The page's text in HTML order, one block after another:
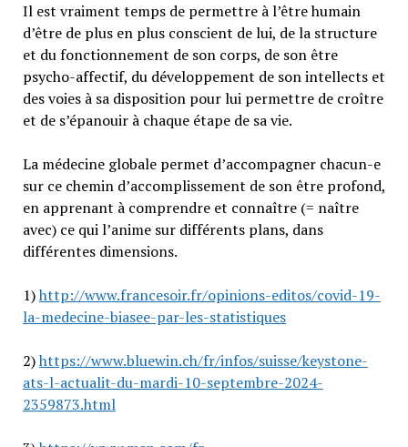
Il est vraiment temps de permettre à l’être humain
d’être de plus en plus conscient de lui, de la structure
et du fonctionnement de son corps, de son être
psycho-affectif, du développement de son intellects et
des voies à sa disposition pour lui permettre de croître
et de s’épanouir à chaque étape de sa vie.
La médecine globale permet d’accompagner chacun-e
sur ce chemin d’accomplissement de son être profond,
en apprenant à comprendre et connaître (= naître
avec) ce qui l’anime sur différents plans, dans
différentes dimensions.
1)http://www.francesoir.fr/opinions-editos/covid-19-
la-medecine-biasee-par-les-statistiques
2)https://www.bluewin.ch/fr/infos/suisse/keystone-
ats-l-actualit-du-mardi-10-septembre-2024-
2359873.html